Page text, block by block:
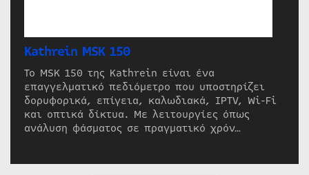
Kathrein MSK 150
Το MSK 150 της Kathrein είναι ένα
επαγγελματικό πεδιόμετρο που υποστηρίζει
δορυφορικά, επίγεια, καλωδιακά, IPTV, Wi-Fi
και οπτικά δίκτυα. Με λειτουργίες όπως
ανάλυση φάσματος σε πραγματικό χρόν…